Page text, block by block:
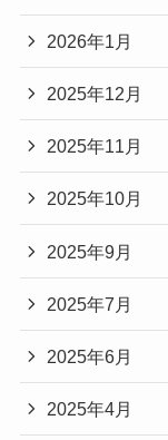
2026年1月
2025年12月
2025年11月
2025年10月
2025年9月
2025年7月
2025年6月
2025年4月